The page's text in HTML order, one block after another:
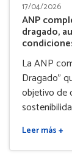
17/04/2026
ANP
dragado,
La ANP
Dragado"
objetivo de
Leer más +